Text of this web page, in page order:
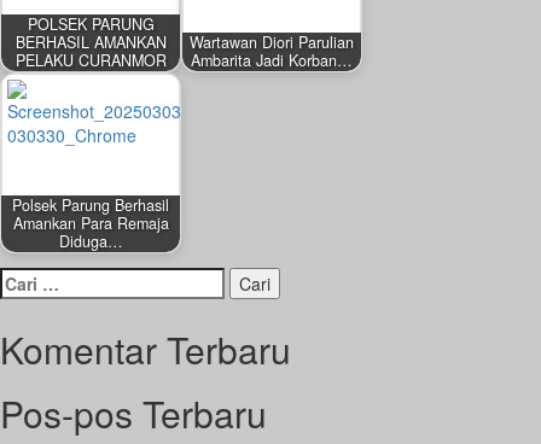
POLSEK PARUNG
BERHASIL AMANKAN
PELAKU CURANMOR
Wartawan Diori Parulian
Ambarita Jadi Korban…
Polsek Parung Berhasil
Amankan Para Remaja
Diduga…
Cari
untuk:
Komentar Terbaru
Pos-pos Terbaru